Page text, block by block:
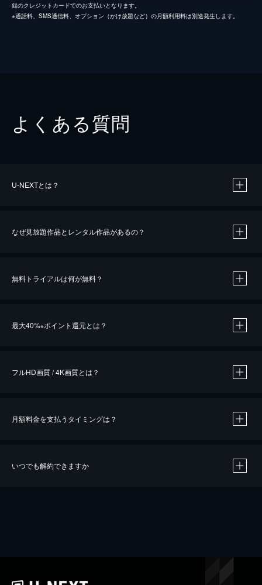
録のクレジットカードでのお支払いとなります。
※通話料、SMS通信料、オプション（かけ放題など）の月額利用料は別途発生します。
よくある質問
U-NEXTとは？
なぜ見放題作品とレンタル作品があるの？
無料トライアルは何が無料？
最大40%※ポイント還元とは？
※40％ポイント還元の対象は、クレジットカード決済による作品の購入 / レンタルです。
iOSアプリのUコイン決済による作品の購入 / レンタルは、20％のポイント還元です。
フルHD画質 / 4K画質とは？
月額料金を支払うタイミングは？
いつでも解約できますか